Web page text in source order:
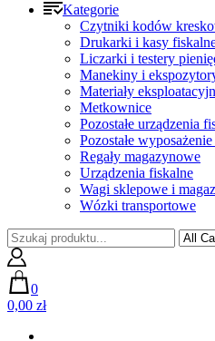
Kategorie
Czytniki kodów
Drukarki i kasy
Liczarki i testery
Manekiny i
Materiały
Metkownice
Pozostałe urządzenia
Pozostałe
Regały magazynowe
Urządzenia fiskalne
Wagi sklepowe i
Wózki transportowe
0
0,00 zł